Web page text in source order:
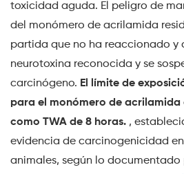
toxicidad aguda. El peligro de
del monómero de acrilamida
partida que no ha reaccionado y
neurotoxina reconocida y se
carcinógeno. El límite de
para el monómero de acrilamida
como TWA de 8 horas. ,
evidencia de carcinogenicidad en
animales, según lo documentado